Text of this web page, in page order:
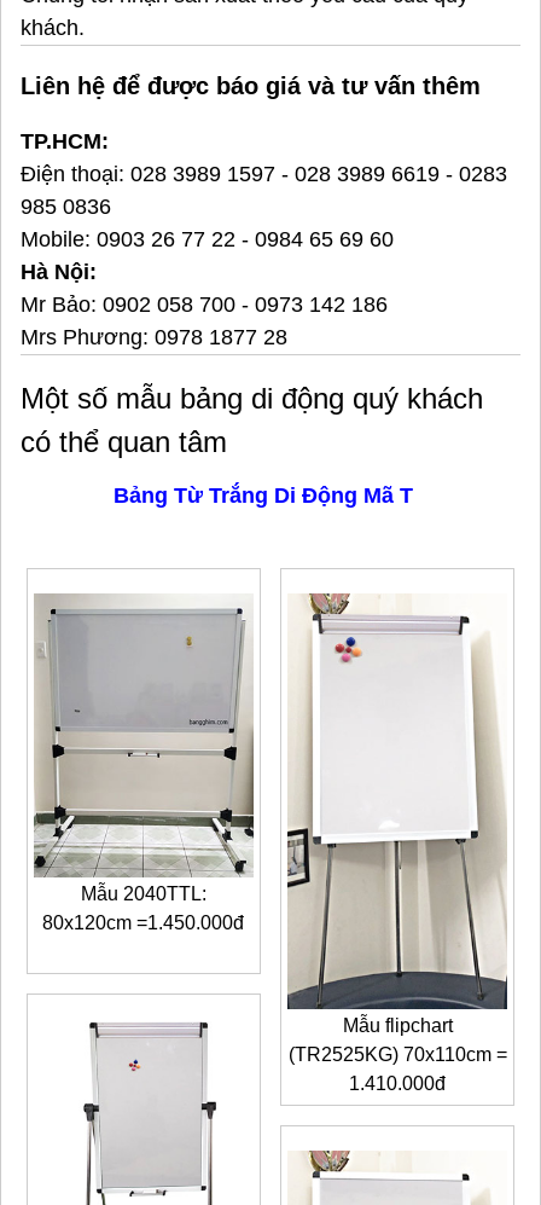
khách.
Liên hệ để được báo giá và tư vấn thêm
TP.HCM:
Điện thoại: 028 3989 1597 - 028 3989 6619 - 0283
985 0836
Mobile: 0903 26 77 22 - 0984 65 69 60
Hà Nội:
Mr Bảo: 0902 058 700 - 0973 142 186
Mrs Phương: 0978 1877 28
Một số mẫu bảng di động quý khách
có thể quan tâm
Bảng Từ Trắng Di Động Mã T
Mẫu 2040TTL:
80x120cm =1.450.000đ
Mẫu flipchart
(TR2525KG) 70x110cm =
1.410.000đ